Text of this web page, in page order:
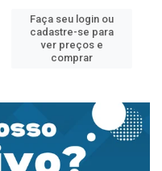
Faça seu login ou
cadastre-se para
ver preços e
comprar